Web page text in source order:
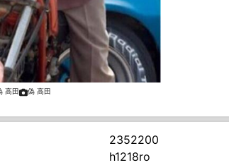
高田 偽 高田
2352200
h1218ro